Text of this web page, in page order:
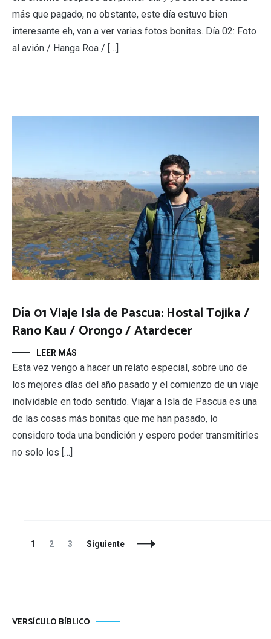
más que pagado, no obstante, este día estuvo bien
interesante eh, van a ver varias fotos bonitas. Día 02: Foto
al avión / Hanga Roa / […]
Día 01 Viaje Isla de Pascua: Hostal Tojika /
Rano Kau / Orongo / Atardecer
LEER MÁS
Esta vez vengo a hacer un relato especial, sobre uno de
los mejores días del año pasado y el comienzo de un viaje
inolvidable en todo sentido. Viajar a Isla de Pascua es una
de las cosas más bonitas que me han pasado, lo
considero toda una bendición y espero poder transmitirles
no solo los […]
Navegación
Página
1 Página
2 Página
3 Siguiente
VERSÍCULO BÍBLICO